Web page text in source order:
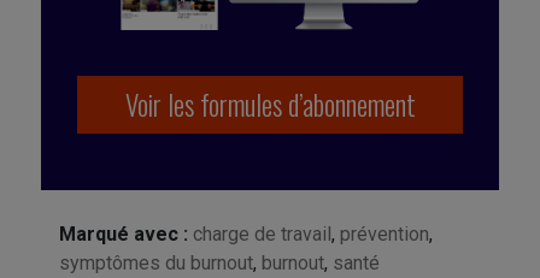
Voir les formules d’abonnement
Marqué avec : charge de travail, prévention,
symptômes du burnout, burnout, santé